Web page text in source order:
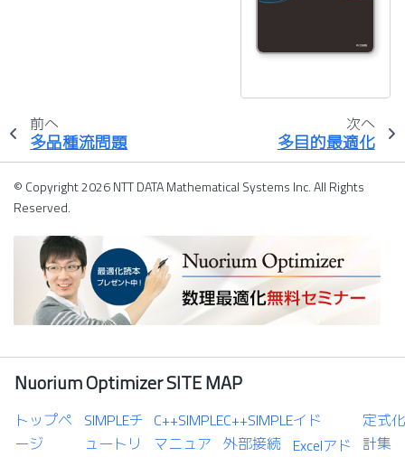
前へ
多品種流問題
次へ
多目的最適化
© Copyright 2026 NTT DATA Mathematical Systems Inc. All Rights
Reserved.
Nuorium Optimizer SITE MAP
トップペ
ージ
SIMPLEチ
ュートリ
C++SIMPLE
マニュア
C++SIMPLE
外部接続
イド
Excelアド
定式
計集